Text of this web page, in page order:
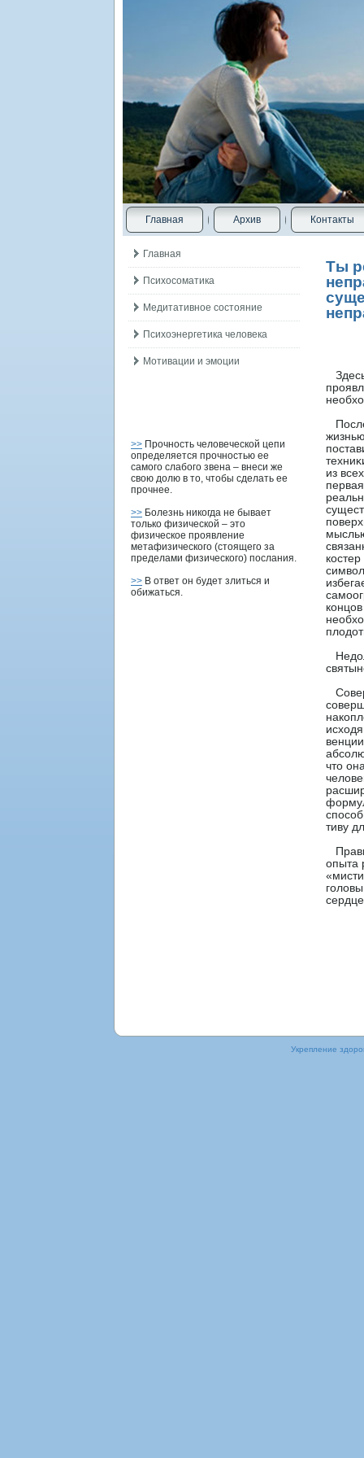
Главная Архив Контакты
Главная
Психосоматика
Медитативное состояние
Психоэнергетика человека
Мотивации и эмоции
>> Прочность человеческой цепи
определяется прочностью ее
самого слабого звена – внеси же
свою долю в то, чтобы сделать ее
прочнее.
>> Болезнь никогда не бывает
только физической – это
физическое проявление
метафизического (стоящего за
пределами физического) послания.
>> В ответ он будет злиться и
обижаться.
Ты
из
чтο
тиву
опыта
Укрепление